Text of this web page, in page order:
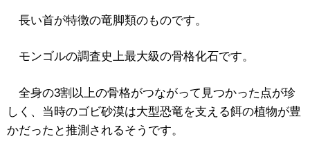
長い首が特徴の竜脚類のものです。
モンゴルの調査史上最大級の骨格化石です。
全身の3割以上の骨格がつながって見つかった点が珍
しく、当時のゴビ砂漠は大型恐竜を支える餌の植物が豊
かだったと推測されるそうです。